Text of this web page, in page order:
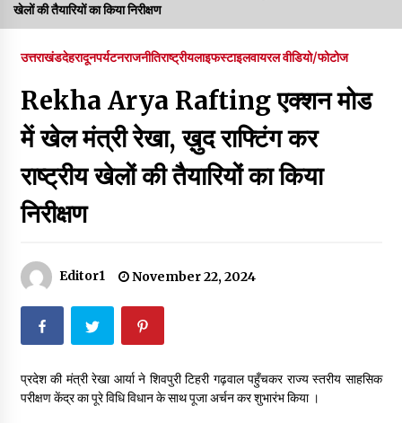
Minorities Rights Day : विश्व अल्पसंख्यक अधिकार दिवस
कार्यक्रम में शामिल हुए सीएम,आधुनिक मदरसों का नाम अब्दुल कलाम के नाम
December 18, 2023
Thought Of The Day 7 September
September 7, 2023
Thought Of The Day 6 September
Thought Of The Day 17 May
May 17, 2022
खेलों की तैयारियों का किया निरीक्षण
उत्तराखंडदेहरादूनपर्यटनराजनीतिराष्ट्रीयलाइफस्टाइलवायरल वीडियो/फोटोज
Rekha Arya Rafting एक्शन मोड
में खेल मंत्री रेखा, ख़ुद राफ्टिंग कर
राष्ट्रीय खेलों की तैयारियों का किया
निरीक्षण
Editor1 November 22, 2024
प्रदेश की मंत्री रेखा आर्या ने शिवपुरी टिहरी गढ़वाल पहुँचकर राज्य स्तरीय साहसिक
परीक्षण केंद्र का पूरे विधि विधान के साथ पूजा अर्चन कर शुभारंभ किया ।